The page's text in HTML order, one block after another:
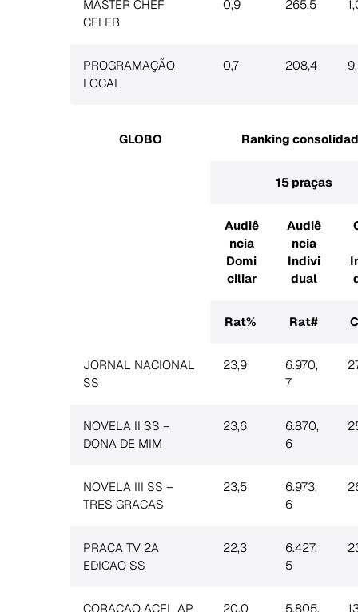
MASTER CHEF
CELEB
0,9 265,5
PROGRAMAÇÃO
LOCAL
0,7 208,4
GLOBO Ranking
15 praças
Audiê
ncia
Domi
ciliar
Audiê
ncia
Indivi
dual
Rat% Rat#
JORNAL NACIONAL
SS
23,9
6.970,
7
NOVELA II SS –
DONA DE MIM
23,6
6.870,
6
NOVELA III SS –
TRES GRACAS
23,5
6.973,
6
PRACA TV 2A
EDICAO SS
22,3
6.427,
5
CORACAO ACEL AP 20,0 5.805,